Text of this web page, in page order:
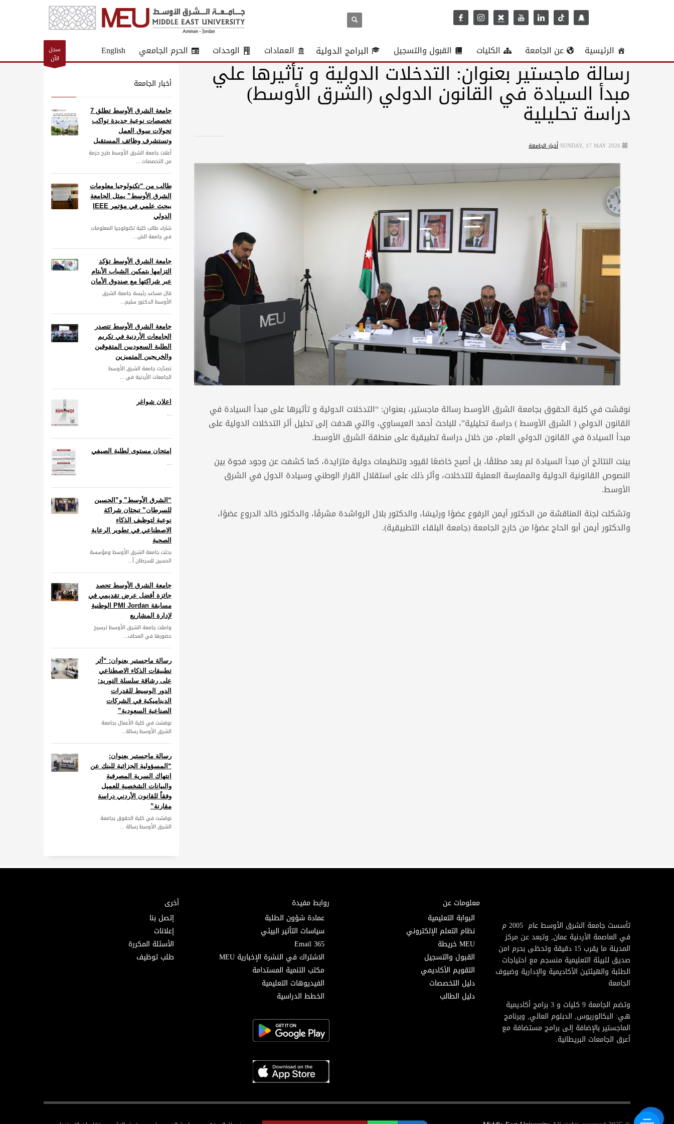
الرئيسية عن الجامعة الكليات القبول والتسجيل البرامج الدولية العمادات الوحدات الحرم الجامعي English
سجل
الآن
رسالة ماجستير بعنوان: التدخلات الدولية و تأثيرها علي
مبدأ السيادة في القانون الدولي (الشرق الأوسط)
دراسة تحليلية
SUNDAY, 17 MAY 2026 أخبار الجامعة
نوقشت في كلية الحقوق بجامعة الشرق الأوسط رسالة ماجستير، بعنوان: “التدخلات الدولية و تأثيرها على مبدأ السيادة في
القانون الدولي ( الشرق الأوسط ) دراسة تحليلية”، للباحث أحمد العيساوي، والتي هدفت إلى تحليل أثر التدخلات الدولية على
مبدأ السيادة في القانون الدولي العام، من خلال دراسة تطبيقية على منطقة الشرق الأوسط.
بينت النتائج أن مبدأ السيادة لم يعد مطلقًا، بل أصبح خاضعًا لقيود وتنظيمات دولية متزايدة، كما كشفت عن وجود فجوة بين
النصوص القانونية الدولية والممارسة العملية للتدخلات، وأثر ذلك على استقلال القرار الوطني وسيادة الدول في الشرق
الأوسط.
وتشكلت لجنة المناقشة من الدكتور أيمن الرفوع عضوًا ورئيسًا، والدكتور بلال الرواشدة مشرفًا، والدكتور خالد الدروع عضوًا،
والدكتور أيمن أبو الحاج عضوًا من خارج الجامعة (جامعة البلقاء التطبيقية).
أخبار الجامعة
جامعة الشرق الأوسط تطلق 7
تخصصات نوعية جديدة تواكب
تحولات سوق العمل
وتستشرف وظائف المستقبل
أعلنت جامعة الشرق الأوسط طرح حزمةٍ
من التخصصات ...
طالب من “تكنولوجيا معلومات
الشرق الأوسط” يمثل الجامعة
ببحث علمي في مؤتمر IEEE
الدولي
شارك طالب كلية تكنولوجيا المعلومات
في جامعة الش...
جامعة الشرق الأوسط تؤكد
التزامها بتمكين الشباب الأيتام
عبر شراكتها مع صندوق الأمان
قال مساعد رئيسة جامعة الشرق
الأوسط الدكتور سليم...
جامعة الشرق الأوسط تتصدر
الجامعات الأردنية في تكريم
الطلبة السعوديين المتفوقين
والخريجين المتميزين
تصدّرت جامعة الشرق الأوسط
الجامعات الأردنية في ...
اعلان شواغر
...
امتحان مستوى لطلبة الصيفي
...
“الشرق الأوسط” و”الحسين
للسرطان” تبحثان شراكة
نوعية لتوظيف الذكاء
الاصطناعي في تطوير الرعاية
الصحية
بحثت جامعة الشرق الأوسط ومؤسسة
الحسين للسرطان آ...
جامعة الشرق الأوسط تحصد
جائزة أفضل عرض تقديمي في
مسابقة PMI Jordan الوطنية
لإدارة المشاريع
واصلت جامعة الشرق الأوسط ترسيخ
حضورها في المحاف...
رسالة ماجستير بعنوان: “أثر
تطبيقات الذكاء الاصطناعي
على رشاقة سلسلة التوريد:
الدور الوسيط للقدرات
الديناميكية في الشركات
الصناعية السعودية”
نوقشت في كلية الأعمال بجامعة
الشرق الأوسط رسالة...
رسالة ماجستير بعنوان:
“المسؤولية الجزائية للبنك عن
انتهاك السرية المصرفية
والبيانات الشخصية للعميل
وفقاً للقانون الأردني دراسة
مقارنة”
نوقشت في كلية الحقوق بجامعة
الشرق الأوسط رسالة ...
تأسست جامعة الشرق الأوسط عام 2005 م
في العاصمة الأردنية عمان, وتبعد عن مركز
المدينة ما يقرب 15 دقيقة وتحظى بحرم امن
صديق للبيئة التعليمية منسجم مع احتياجات
الطلبة والهيئتين الأكاديمية والإدارية وضيوف
الجامعة
وتضم الجامعة 9 كليات و 3 برامج أكاديمية
هي: البكالوريوس, الدبلوم العالي, وبرنامج
الماجستير بالإضافة إلى برامج مستضافة مع
أعرق الجامعات البريطانية.
معلومات عن
البوابة التعليمية
نظام التعلم الإلكتروني
MEU خريطة
القبول والتسجيل
التقويم الأكاديمي
دليل التخصصات
دليل الطالب
روابط مفيدة
عمادة شؤون الطلبة
سياسات التأثير البيئي
Email 365
الاشتراك في النشرة الإخبارية MEU
مكتب التنمية المستدامة
الفيديوهات التعليمية
الخطط الدراسية
أخرى
إتصل بنا
إعلانات
الأسئلة المكررة
طلب توظيف